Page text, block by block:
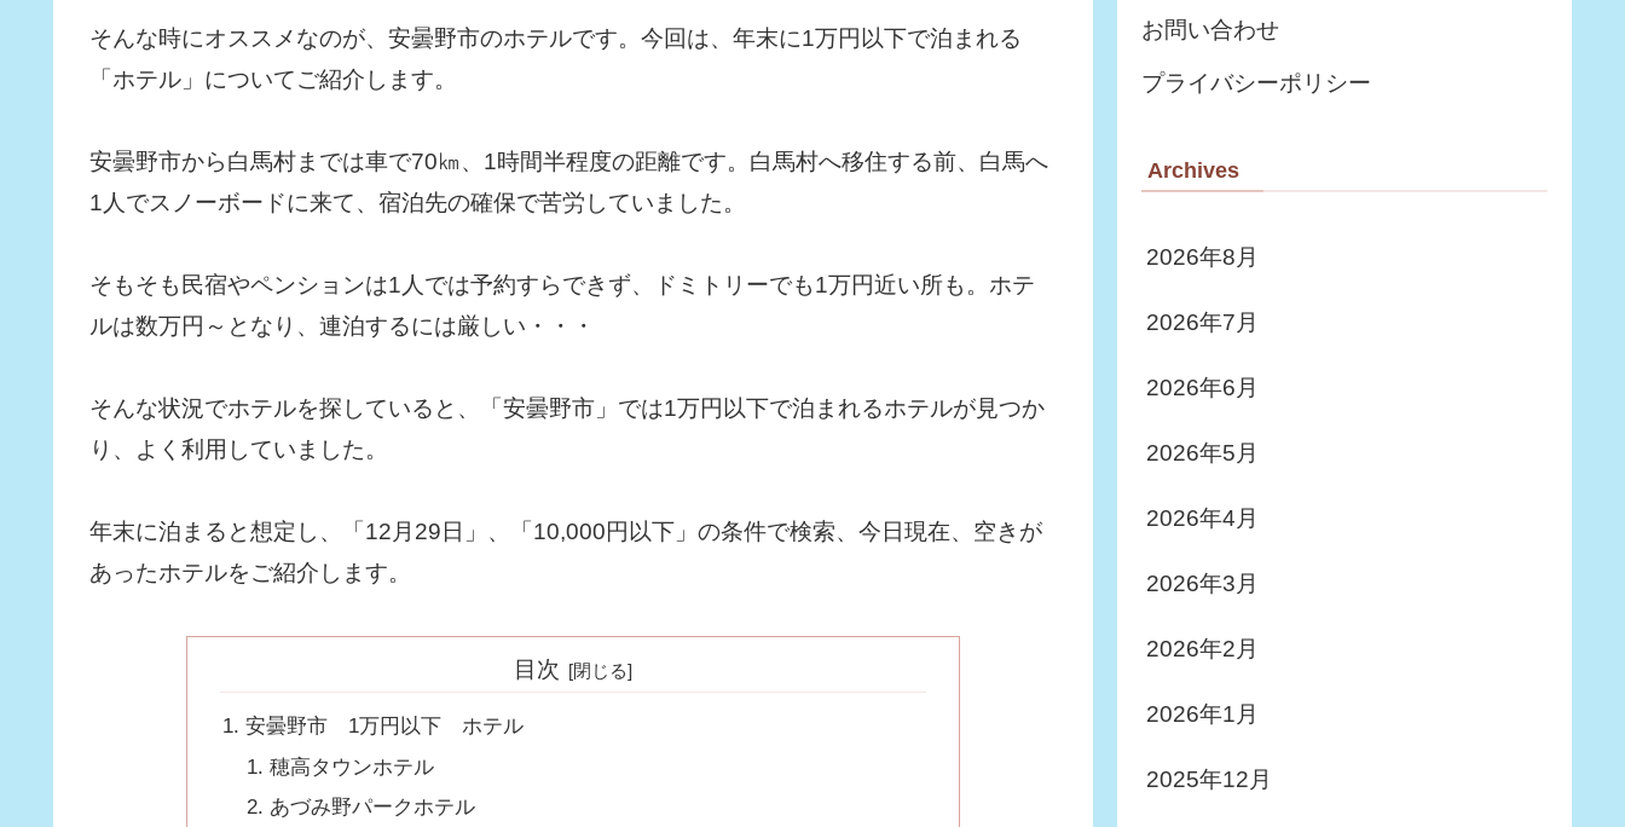
そんな時にオススメなのが、安曇野市のホテルです。今回は、年末に1万円以下で泊まれる
「ホテル」についてご紹介します。
安曇野市から白馬村までは車で70㎞、1時間半程度の距離です。白馬村へ移住する前、白馬へ
1人でスノーボードに来て、宿泊先の確保で苦労していました。
そもそも民宿やペンションは1人では予約すらできず、ドミトリーでも1万円近い所も。ホテ
ルは数万円～となり、連泊するには厳しい・・・
そんな状況でホテルを探していると、「安曇野市」では1万円以下で泊まれるホテルが見つか
り、よく利用していました。
年末に泊まると想定し、「12月29日」、「10,000円以下」の条件で検索、今日現在、空きが
あったホテルをご紹介します。
目次
安曇野市 1万円以下 ホテル
穂高タウンホテル
あづみ野パークホテル
お問い合わせ
プライバシーポリシー
Archives
2026年8月
2026年7月
2026年6月
2026年5月
2026年4月
2026年3月
2026年2月
2026年1月
2025年12月